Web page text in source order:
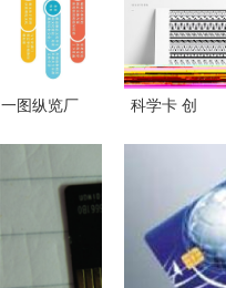
一图纵览厂
化长廊卡集
指南
科学卡 创